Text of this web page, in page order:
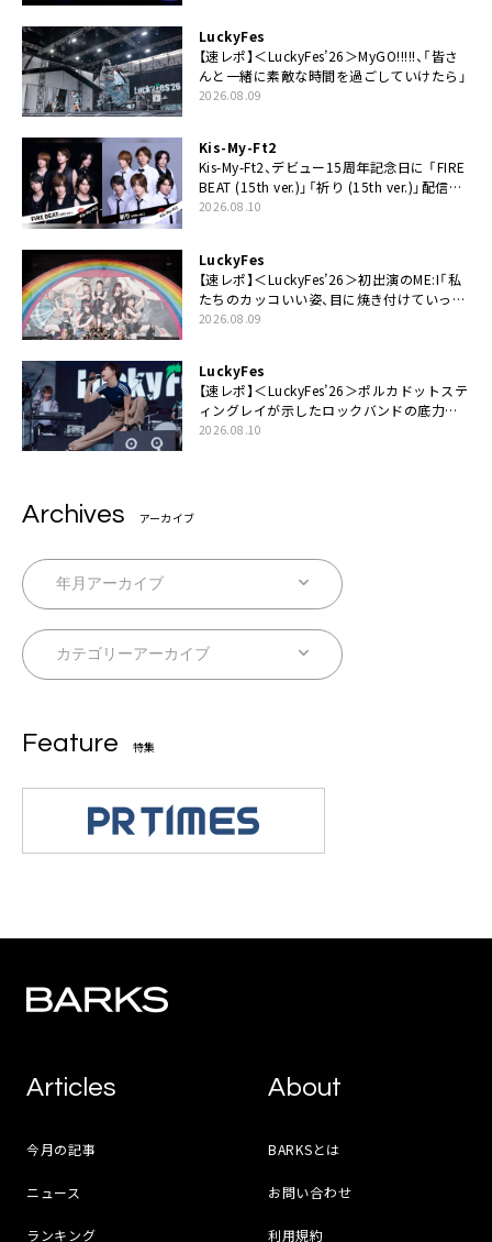
LuckyFes
【速レポ】＜LuckyFes’26＞MyGO!!!!!、「皆さ
んと一緒に素敵な時間を過ごしていけたら」
2026.08.09
Kis-My-Ft2
Kis-My-Ft2、デビュー15周年記念日に 「FIRE
BEAT (15th ver.)」「祈り (15th ver.)」配信ス
タート
2026.08.10
LuckyFes
【速レポ】＜LuckyFes’26＞初出演のME:I「私
たちのカッコいい姿、目に焼き付けていって
ください！」
2026.08.09
LuckyFes
【速レポ】＜LuckyFes’26＞ポルカドットステ
ィングレイが示したロックバンドの底力
「LuckyFesのマスコットキャラクターである
2026.08.10
Archives アーカイブ
Feature 特集
Articles
今月の記事
ニュース
ランキング
About
BARKSとは
お問い合わせ
利用規約